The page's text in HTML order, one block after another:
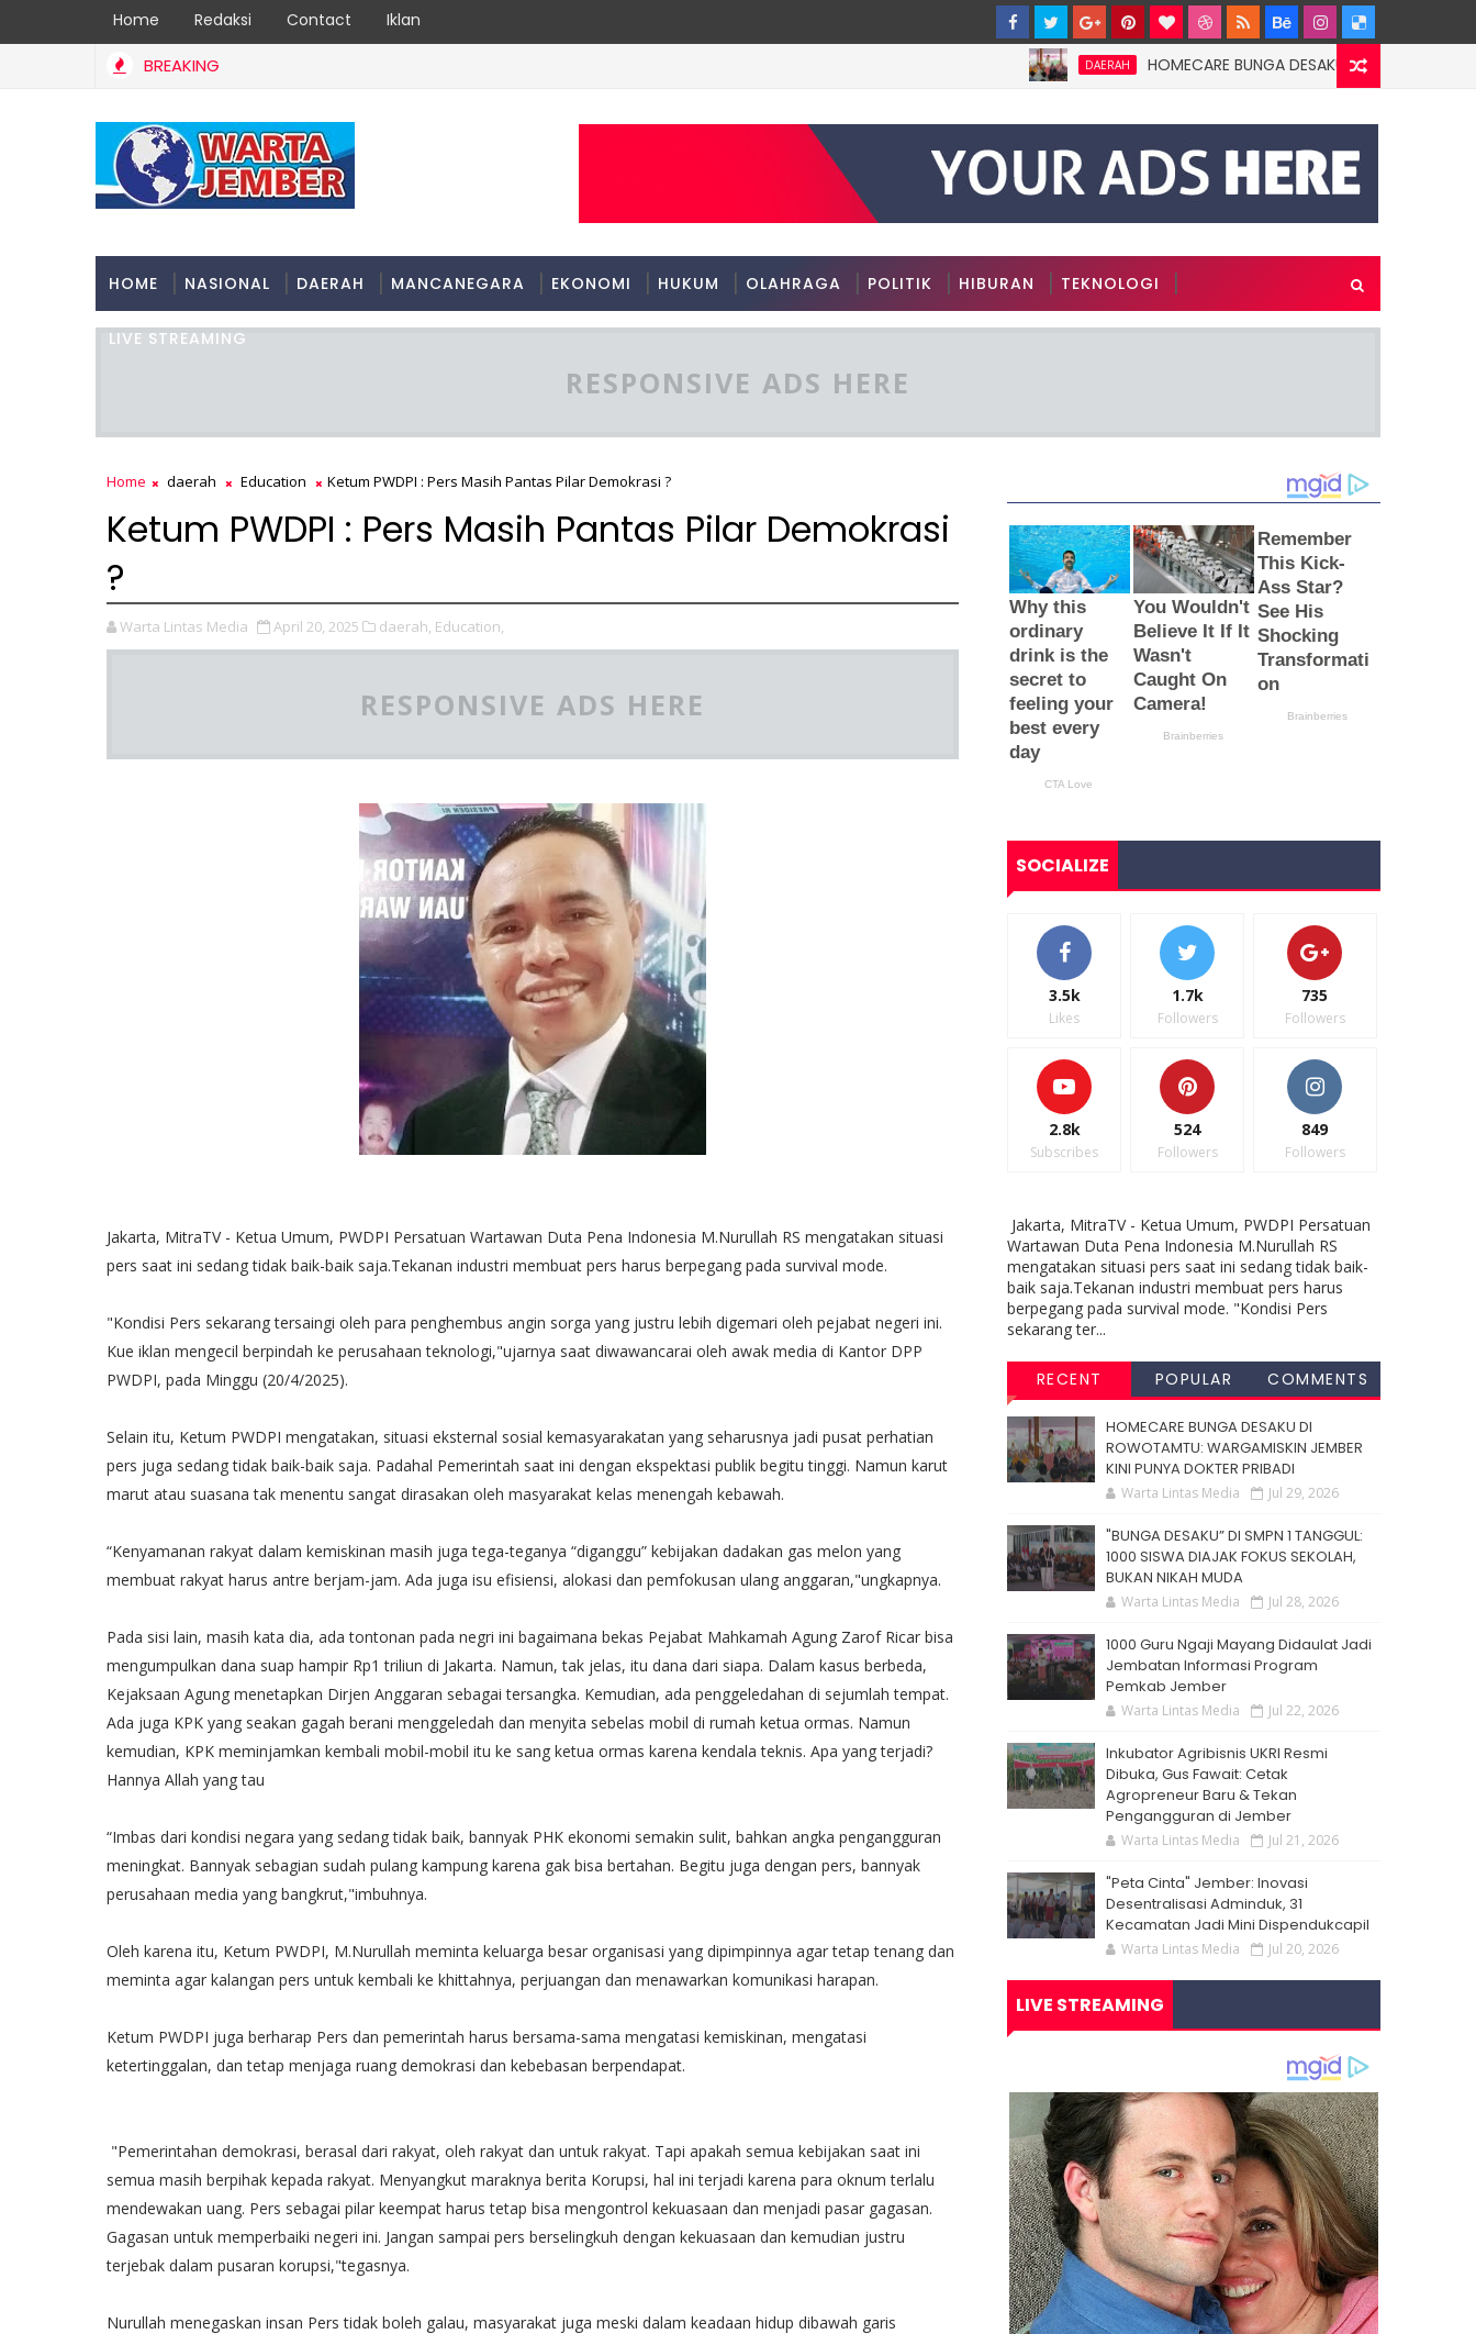
Home Redaksi Contact Iklan
BREAKING DAERAH HOMECARE BUNGA DESAKU DI ROWOTAMTU:
HOME NASIONAL DAERAH MANCANEGARA EKONOMI HUKUM OLAHRAGA POLITIK HIBURAN TEKNOLOGI
LIVE STREAMING
RESPONSIVE ADS HERE
Home daerah Education Ketum PWDPI : Pers Masih Pantas Pilar Demokrasi ?
Ketum PWDPI : Pers Masih Pantas Pilar Demokrasi
?
Warta Lintas Media April 20, 2025 daerah, Education,
RESPONSIVE ADS HERE
Jakarta, MitraTV - Ketua Umum, PWDPI Persatuan Wartawan Duta Pena Indonesia M.Nurullah RS mengatakan situasi
pers saat ini sedang tidak baik-baik saja.Tekanan industri membuat pers harus berpegang pada survival mode.
"Kondisi Pers sekarang tersaingi oleh para penghembus angin sorga yang justru lebih digemari oleh pejabat negeri ini.
Kue iklan mengecil berpindah ke perusahaan teknologi,"ujarnya saat diwawancarai oleh awak media di Kantor DPP
PWDPI, pada Minggu (20/4/2025).
Selain itu, Ketum PWDPI mengatakan, situasi eksternal sosial kemasyarakatan yang seharusnya jadi pusat perhatian
pers juga sedang tidak baik-baik saja. Padahal Pemerintah saat ini dengan ekspektasi publik begitu tinggi. Namun karut
marut atau suasana tak menentu sangat dirasakan oleh masyarakat kelas menengah kebawah.
“Kenyamanan rakyat dalam kemiskinan masih juga tega-teganya “diganggu” kebijakan dadakan gas melon yang
membuat rakyat harus antre berjam-jam. Ada juga isu efisiensi, alokasi dan pemfokusan ulang anggaran,"ungkapnya.
Pada sisi lain, masih kata dia, ada tontonan pada negri ini bagaimana bekas Pejabat Mahkamah Agung Zarof Ricar bisa
mengumpulkan dana suap hampir Rp1 triliun di Jakarta. Namun, tak jelas, itu dana dari siapa. Dalam kasus berbeda,
Kejaksaan Agung menetapkan Dirjen Anggaran sebagai tersangka. Kemudian, ada penggeledahan di sejumlah tempat.
Ada juga KPK yang seakan gagah berani menggeledah dan menyita sebelas mobil di rumah ketua ormas. Namun
kemudian, KPK meminjamkan kembali mobil-mobil itu ke sang ketua ormas karena kendala teknis. Apa yang terjadi?
Hannya Allah yang tau
“Imbas dari kondisi negara yang sedang tidak baik, bannyak PHK ekonomi semakin sulit, bahkan angka pengangguran
meningkat. Bannyak sebagian sudah pulang kampung karena gak bisa bertahan. Begitu juga dengan pers, bannyak
perusahaan media yang bangkrut,"imbuhnya.
Oleh karena itu, Ketum PWDPI, M.Nurullah meminta keluarga besar organisasi yang dipimpinnya agar tetap tenang dan
meminta agar kalangan pers untuk kembali ke khittahnya, perjuangan dan menawarkan komunikasi harapan.
Ketum PWDPI juga berharap Pers dan pemerintah harus bersama-sama mengatasi kemiskinan, mengatasi
ketertinggalan, dan tetap menjaga ruang demokrasi dan kebebasan berpendapat.
"Pemerintahan demokrasi, berasal dari rakyat, oleh rakyat dan untuk rakyat. Tapi apakah semua kebijakan saat ini
semua masih berpihak kepada rakyat. Menyangkut maraknya berita Korupsi, hal ini terjadi karena para oknum terlalu
mendewakan uang. Pers sebagai pilar keempat harus tetap bisa mengontrol kekuasaan dan menjadi pasar gagasan.
Gagasan untuk memperbaiki negeri ini. Jangan sampai pers berselingkuh dengan kekuasaan dan kemudian justru
terjebak dalam pusaran korupsi,"tegasnya.
Nurullah menegaskan insan Pers tidak boleh galau, masyarakat juga meski dalam keadaan hidup dibawah garis
SOCIALIZE
3.5k
Likes
1.7k
Followers
735
Followers
2.8k
Subscribes
524
Followers
849
Followers
Jakarta, MitraTV - Ketua Umum, PWDPI Persatuan
Wartawan Duta Pena Indonesia M.Nurullah RS
mengatakan situasi pers saat ini sedang tidak baik-
baik saja.Tekanan industri membuat pers harus
berpegang pada survival mode. "Kondisi Pers
sekarang ter...
RECENT POPULAR COMMENTS
HOMECARE BUNGA DESAKU DI
ROWOTAMTU: WARGAMISKIN JEMBER
KINI PUNYA DOKTER PRIBADI
Warta Lintas Media Jul 29, 2026
"BUNGA DESAKU” DI SMPN 1 TANGGUL:
1000 SISWA DIAJAK FOKUS SEKOLAH,
BUKAN NIKAH MUDA
Warta Lintas Media Jul 28, 2026
1000 Guru Ngaji Mayang Didaulat Jadi
Jembatan Informasi Program
Pemkab Jember
Warta Lintas Media Jul 22, 2026
Inkubator Agribisnis UKRI Resmi
Dibuka, Gus Fawait: Cetak
Agropreneur Baru & Tekan
Pengangguran di Jember
Warta Lintas Media Jul 21, 2026
"Peta Cinta" Jember: Inovasi
Desentralisasi Adminduk, 31
Kecamatan Jadi Mini Dispendukcapil
Warta Lintas Media Jul 20, 2026
LIVE STREAMING